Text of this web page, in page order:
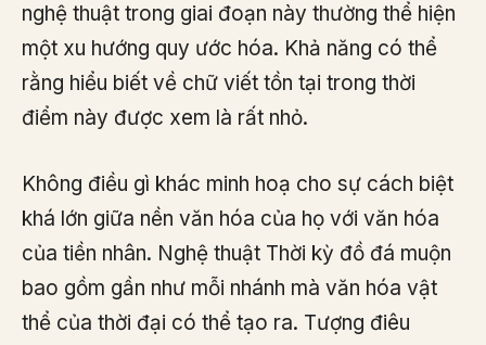
nghệ thuật trong giai đoạn này thường thể hiện
một xu hướng quy ước hóa. Khả năng có thể
rằng hiểu biết về chữ viết tồn tại trong thời
điểm này được xem là rất nhỏ.
Không điều gì khác minh hoạ cho sự cách biệt
khá lớn giữa nền văn hóa của họ với văn hóa
của tiền nhân. Nghệ thuật Thời kỳ đồ đá muộn
bao gồm gần như mỗi nhánh mà văn hóa vật
thể của thời đại có thể tạo ra. Tượng điêu